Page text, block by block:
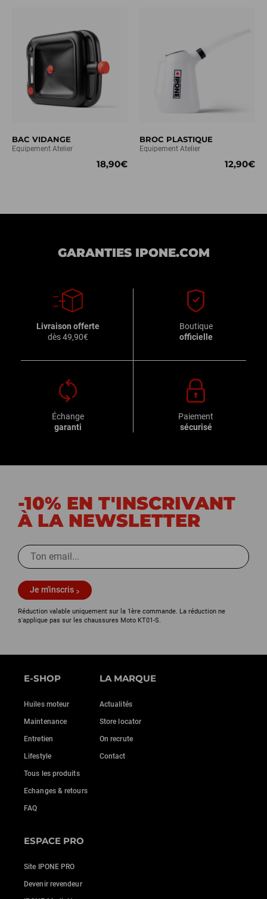
BAC VIDANGE
Equipement Atelier
18,90€
BROC PLASTIQUE
Equipement Atelier
12,90€
GARANTIES IPONE.COM
Livraison offerte
dès 49,90€
Boutique
officielle
Échange
garanti
Paiement
sécurisé
-10% EN T'INSCRIVANT
À LA NEWSLETTER
Je m'inscris
Réduction valable uniquement sur la 1ère commande. La réduction ne
s'applique pas sur les chaussures Moto KT01-S.
E-SHOP
Huiles moteur
Maintenance
Entretien
Lifestyle
Tous les produits
Echanges & retours
FAQ
LA MARQUE
Actualités
Store locator
On recrute
Contact
ESPACE PRO
Site IPONE PRO
Devenir revendeur